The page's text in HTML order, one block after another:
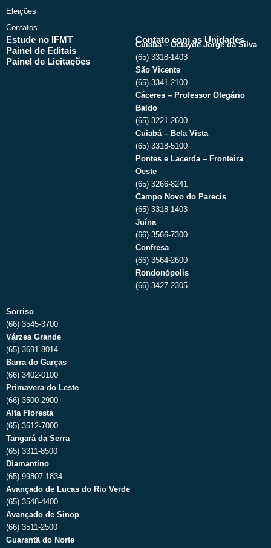
Eleições
Contatos
Estude no IFMT
Painel de Editais
Painel de Licitações
Contato com as Unidades
Cuiabá – Octayde Jorge da Silva
(65) 3318-1403
São Vicente
(65) 3341-2100
Cáceres – Professor Olegário
Baldo
(65) 3221-2600
Cuiabá – Bela Vista
(65) 3318-5100
Pontes e Lacerda – Fronteira
Oeste
(65) 3266-8241
Campo Novo do Parecis
(65) 3318-1403
Juína
(66) 3566-7300
Confresa
(66) 3564-2600
Rondonópolis
(66) 3427-2305
Sorriso
(66) 3545-3700
Várzea Grande
(65) 3691-8014
Barra do Garças
(66) 3402-0100
Primavera do Leste
(66) 3500-2900
Alta Floresta
(65) 3512-7000
Tangará da Serra
(65) 3311-8500
Diamantino
(65) 99807-1834
Avançado de Lucas do Rio Verde
(65) 3548-4400
Avançado de Sinop
(66) 3511-2500
Guarantã do Norte